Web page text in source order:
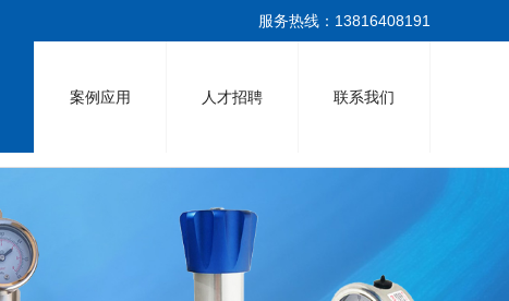
服务热线：13816408191
案例应用 人才招聘 联系我们